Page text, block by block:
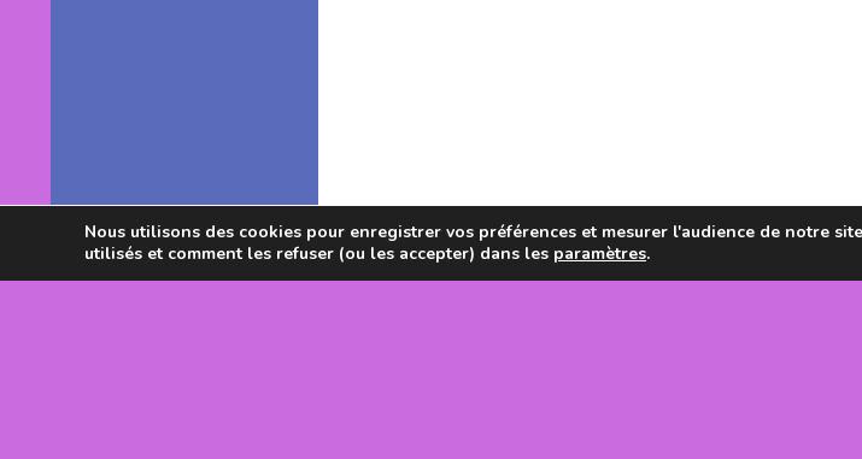
Nous utilisons des cookies pour enregistrer vos préférences et mesurer l'audience de notre
utilisés et comment les refuser (ou les accepter) dans les paramètres.